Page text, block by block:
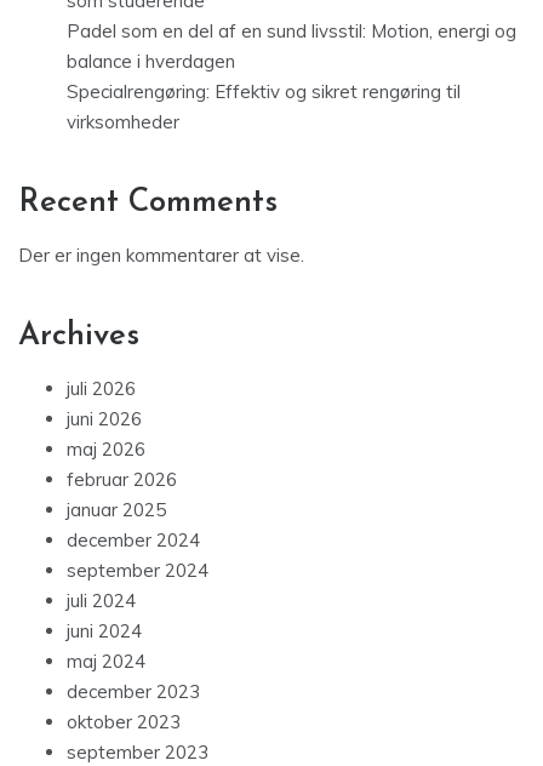
Padel som en del af en sund livsstil: Motion, energi og
balance i hverdagen
Specialrengøring: Effektiv og sikret rengøring til
virksomheder
Recent Comments
Der er ingen kommentarer at vise.
Archives
juli 2026
juni 2026
maj 2026
februar 2026
januar 2025
december 2024
september 2024
juli 2024
juni 2024
maj 2024
december 2023
oktober 2023
september 2023